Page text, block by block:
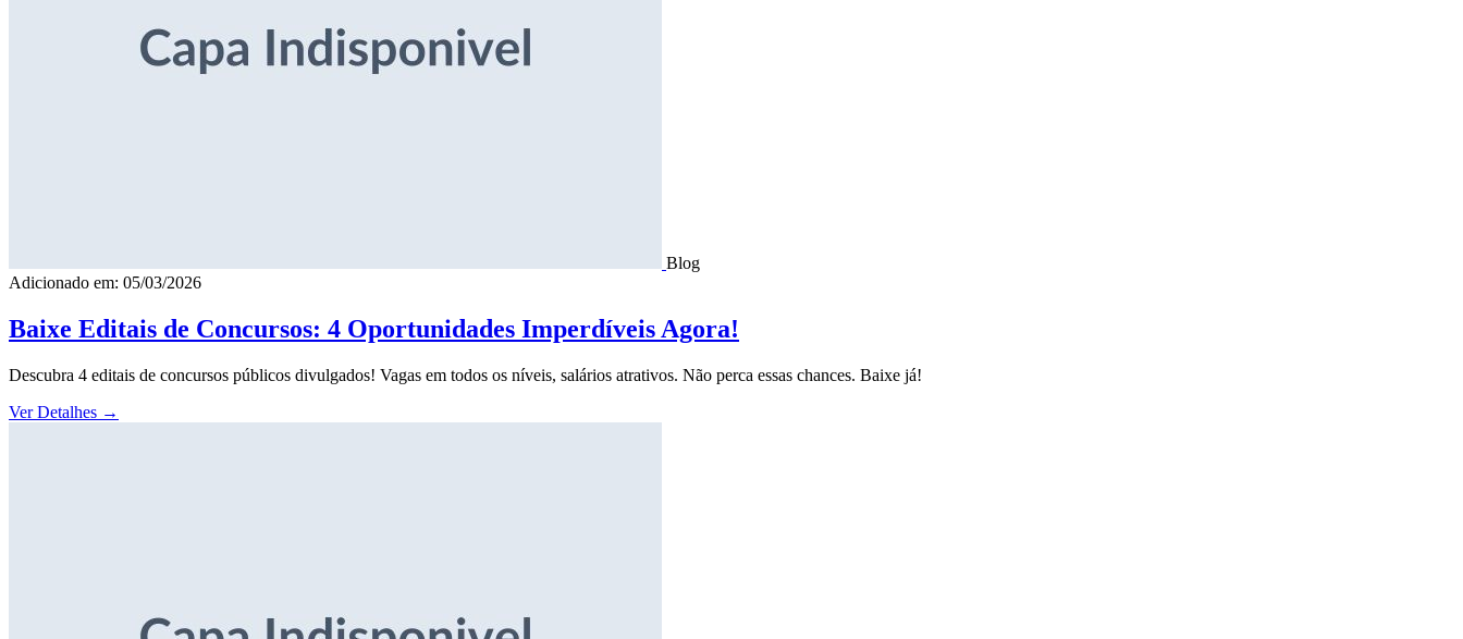
Blog
Adicionado em: 05/03/2026
Baixe Editais de Concursos: 4 Oportunidades Imperdíveis Agora!
Descubra 4 editais de concursos públicos divulgados! Vagas em todos os níveis, salários atrativos. Não perca essas chances. Baixe já!
Ver Detalhes →